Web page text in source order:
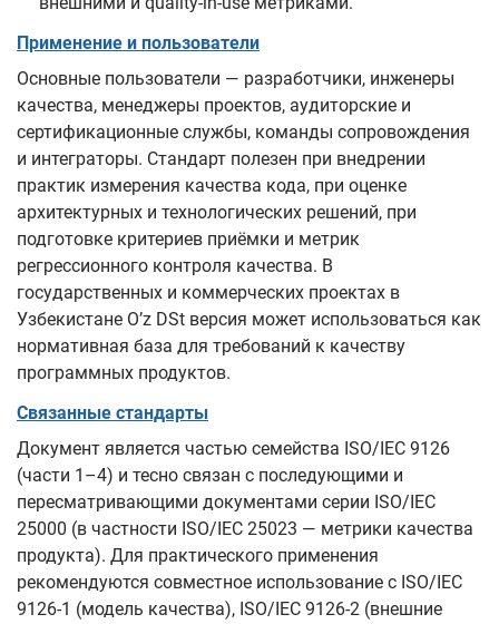
Применение и пользователи
Основные пользователи — разработчики, инженеры
качества, менеджеры проектов, аудиторские и
сертификационные службы, команды сопровождения
и интеграторы. Стандарт полезен при внедрении
практик измерения качества кода, при оценке
архитектурных и технологических решений, при
подготовке критериев приёмки и метрик
регрессионного контроля качества. В
государственных и коммерческих проектах в
Узбекистане O’z DSt версия может использоваться как
нормативная база для требований к качеству
программных продуктов.
Связанные стандарты
Документ является частью семейства ISO/IEC 9126
(части 1–4) и тесно связан с последующими и
пересматривающими документами серии ISO/IEC
25000 (в частности ISO/IEC 25023 — метрики качества
продукта). Для практического применения
рекомендуются совместное использование с ISO/IEC
9126-1 (модель качества), ISO/IEC 9126-2 (внешние